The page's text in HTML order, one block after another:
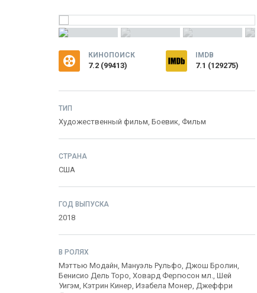
КИНОПОИСК
7.2 (99413)
IMDB
7.1 (129275)
ТИП
Художественный фильм, Боевик, Фильм
СТРАНА
США
ГОД ВЫПУСКА
2018
В РОЛЯХ
Мэттью Модайн, Мануэль Рульфо, Джош Бролин,
Бенисио Дель Торо, Ховард Фергюсон мл., Шей
Уигэм, Кэтрин Кинер, Изабела Монер, Джеффри